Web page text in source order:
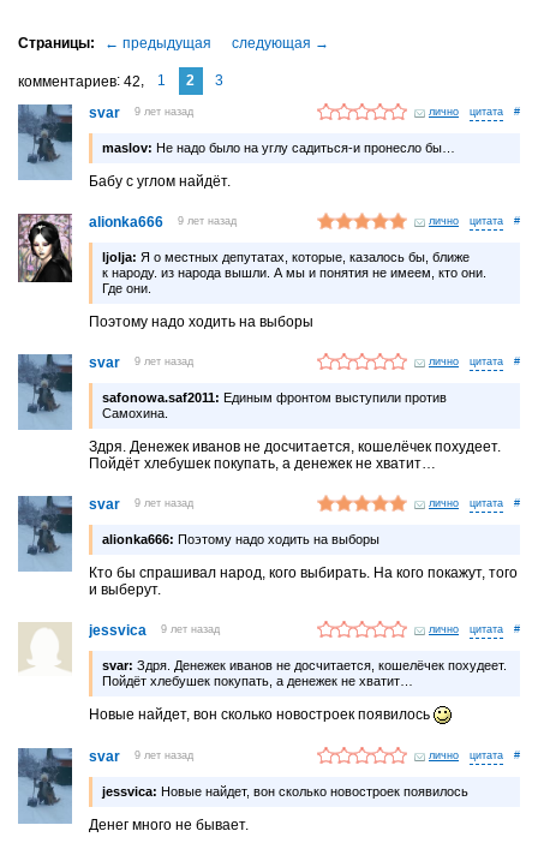
комментариев 42 1 2
3
svar
9 лет назад лично #
maslov: Не надо было на углу садиться-и пронесло бы…
Бабу с углом найдёт.
alionka666 9 лет назад лично #
ljolja: Я о местных депутатах, которые, казалось бы, ближе
к народу. из народа вышли. А мы и понятия не имеем, кто они.
Где они.
Поэтому надо ходить на выборы
svar 9 лет назад лично #
safonowa.saf2011: Единым фронтом выступили против
Самохина.
Здря. Денежек иванов не досчитается, кошелёчек похудеет.
Пойдёт хлебушек покупать, а денежек не хватит…
svar 9 лет назад лично #
alionka666: Поэтому надо ходить на выборы
Кто бы спрашивал народ, кого выбирать. На кого покажут, того
и выберут.
jessvica 9 лет назад лично #
svar: Здря. Денежек иванов не досчитается, кошелёчек похудеет.
Пойдёт хлебушек покупать, а денежек не хватит…
Новые найдет, вон сколько новостроек появилось
svar 9 лет назад лично #
jessvica: Новые найдет, вон сколько новостроек появилось
Денег много не бывает.